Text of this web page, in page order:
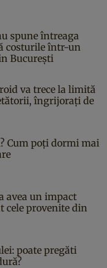
spune întreaga
costurile într-un
București
va trece la limită
îngrijorați de
Cum poți dormi mai
avea un impact
cele provenite din
poate pregăti